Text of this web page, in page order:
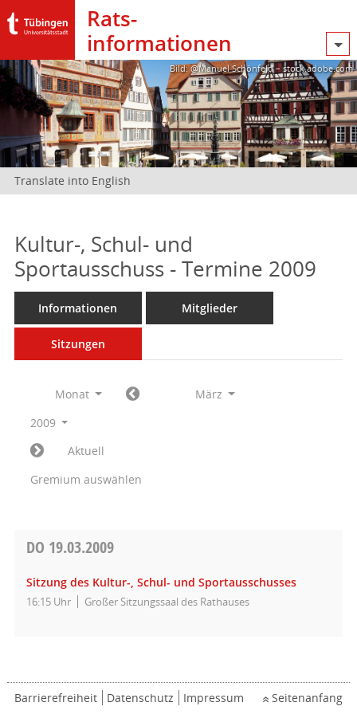
Rats­
informationen
Bild: @Manuel Schönfeld – stock.adobe.com
Translate into English
Kultur-, Schul- und
Sportausschuss - Termine 2009
Informationen Mitglieder
Sitzungen
Monat
März
2009
Aktuell
Gremium auswählen
DO 19.03.2009
Sitzung des Kultur-, Schul- und Sportausschusses
16:15 Uhr Großer Sitzungssaal des Rathauses
Barrierefreiheit Datenschutz Impressum Seitenanfang